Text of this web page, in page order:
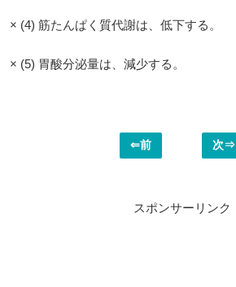
× (4) 筋たんぱく質代謝は、低下する。
× (5) 胃酸分泌量は、減少する。
⇐前 次⇒
スポンサーリンク